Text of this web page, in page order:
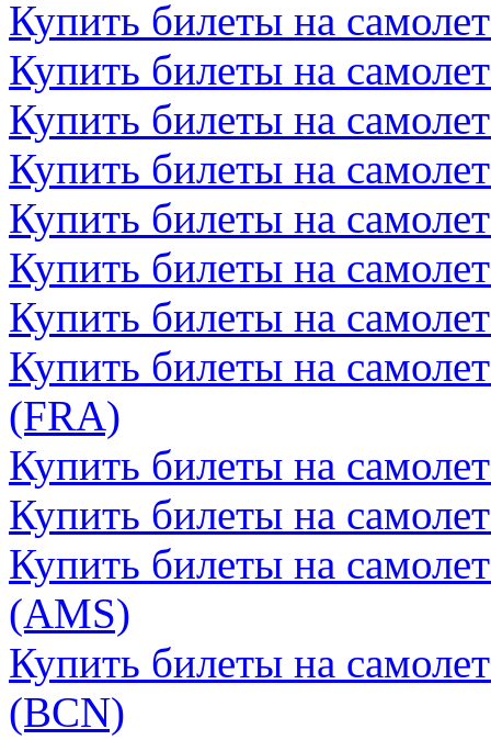
Купить билеты на
Купить билеты на
Купить билеты на
Купить билеты на
Купить билеты на
Купить билеты на
Купить билеты на
Купить билеты на
(FRA)
Купить билеты на
Купить билеты на
Купить билеты на
(AMS)
Купить билеты на
(BCN)